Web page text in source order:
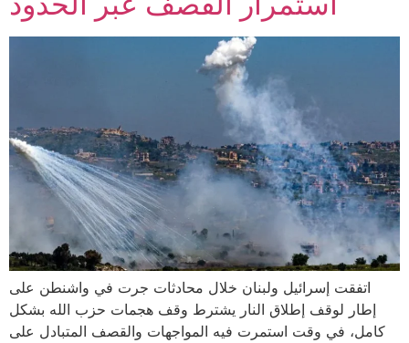
اتفقت إسرائيل ولبنان خلال محادثات جرت في واشنطن على
إطار لوقف إطلاق النار يشترط وقف هجمات حزب الله بشكل
كامل، في وقت استمرت فيه المواجهات والقصف المتبادل على